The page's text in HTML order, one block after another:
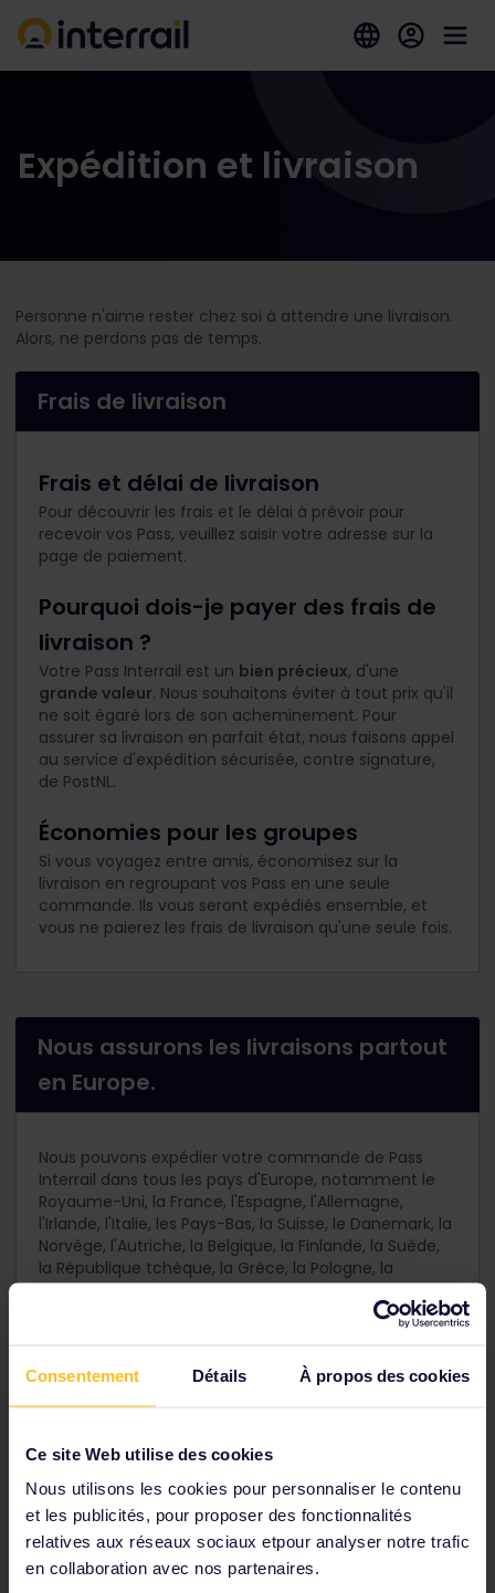
Consentement Détails À propos des cookies
Ce site Web utilise des cookies
Nous utilisons les cookies pour personnaliser le contenu
et les publicités, pour proposer des fonctionnalités
relatives aux réseaux sociaux etpour analyser notre trafic
en collaboration avec nos partenaires.
Expédition et livraison
Personne n'aime rester chez soi à attendre une livraison.
Alors, ne perdons pas de temps.
Frais de livraison
Frais et délai de livraison
Pour découvrir les frais et le délai à prévoir pour
recevoir vos Pass, veuillez saisir votre adresse sur la
page de paiement.
Pourquoi dois-je payer des frais de
livraison ?
Votre Pass Interrail est un bien précieux, d'une
grande valeur. Nous souhaitons éviter à tout prix qu'il
ne soit égaré lors de son acheminement. Pour
assurer sa livraison en parfait état, nous faisons appel
au service d'expédition sécurisée, contre signature,
de PostNL.
Économies pour les groupes
Si vous voyagez entre amis, économisez sur la
livraison en regroupant vos Pass en une seule
commande. Ils vous seront expédiés ensemble, et
vous ne paierez les frais de livraison qu'une seule fois.
Nous assurons les livraisons partout
en Europe.
Nous pouvons expédier votre commande de Pass
Interrail dans tous les pays d'Europe, notamment le
Royaume-Uni, la France, l'Espagne, l'Allemagne,
l'Irlande, l'Italie, les Pays-Bas, la Suisse, le Danemark, la
Norvège, l'Autriche, la Belgique, la Finlande, la Suède,
la République tchèque, la Grèce, la Pologne, la
Hongrie, la Lituanie et le Luxembourg.
Nous ne pouvons pas effectuer de livraison vers une
Parmi nos partenaires